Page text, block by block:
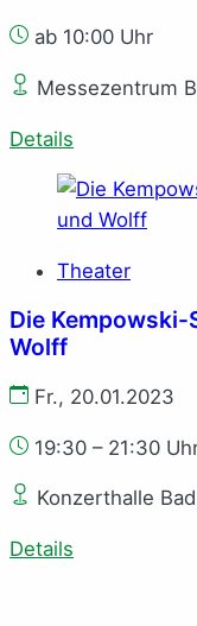
ab 10:00 Uhr
Messezentrum
Details
Theater
Die Kem­pow­ski-
Wolff
Fr., 20.01.2023
19:30 – 21:30
Konzerthalle
Details